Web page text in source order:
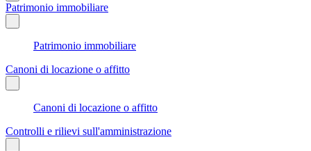
Patrimonio immobiliare
Patrimonio immobiliare
Canoni di locazione o affitto
Canoni di locazione o affitto
Controlli e rilievi sull'amministrazione